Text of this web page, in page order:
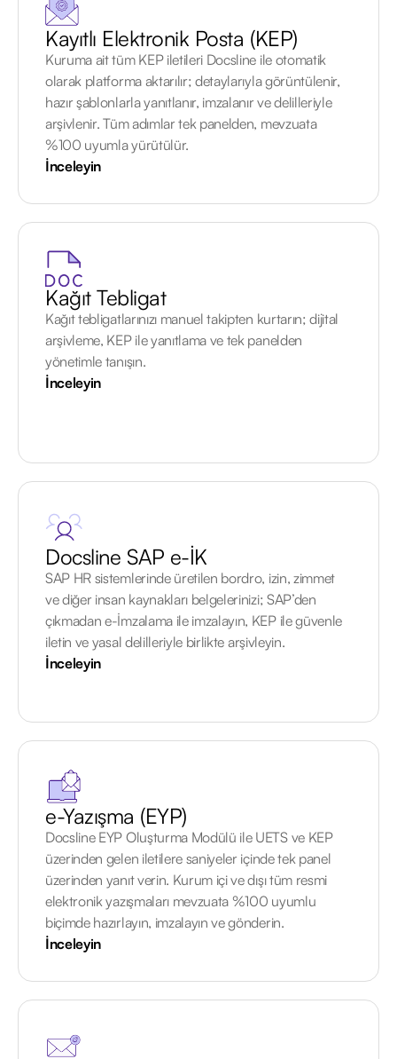
Kayıtlı Elektronik Posta (KEP)
Kuruma ait tüm KEP iletileri Docsline ile otomatik
olarak platforma aktarılır; detaylarıyla görüntülenir,
hazır şablonlarla yanıtlanır, imzalanır ve delilleriyle
arşivlenir. Tüm adımlar tek panelden, mevzuata
%100 uyumla yürütülür.
İnceleyin
Kağıt Tebligat
Kağıt tebligatlarınızı manuel takipten kurtarın; dijital
arşivleme, KEP ile yanıtlama ve tek panelden
yönetimle tanışın.
İnceleyin
Docsline SAP e-İK
SAP HR sistemlerinde üretilen bordro, izin, zimmet
ve diğer insan kaynakları belgelerinizi; SAP’den
çıkmadan e-İmzalama ile imzalayın, KEP ile güvenle
iletin ve yasal delilleriyle birlikte arşivleyin.
İnceleyin
e-Yazışma (EYP)
Docsline EYP Oluşturma Modülü ile UETS ve KEP
üzerinden gelen iletilere saniyeler içinde tek panel
üzerinden yanıt verin. Kurum içi ve dışı tüm resmi
elektronik yazışmaları mevzuata %100 uyumlu
biçimde hazırlayın, imzalayın ve gönderin.
İnceleyin